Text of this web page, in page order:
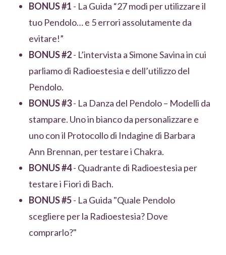
BONUS #1 - La Guida “27 modi per utilizzare il
tuo Pendolo… e 5 errori assolutamente da
evitare!”
BONUS #2- L’intervista a Simone Savina in cui
parliamo di Radioestesia e dell’utilizzo del
Pendolo.
BONUS #3- La Danza del Pendolo – Modelli da
stampare. Uno in bianco da personalizzare e
uno con il Protocollo di Indagine di Barbara
Ann Brennan, per testare i Chakra.
BONUS #4- Quadrante di Radioestesia per
testare i Fiori di Bach.
BONUS #5- La Guida "Quale Pendolo
scegliere per la Radioestesia? Dove
comprarlo?"